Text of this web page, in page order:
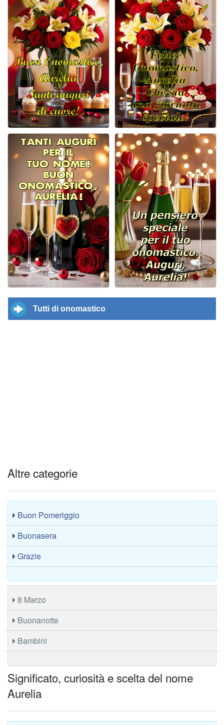
Tutti di onomastico
Altre categorie
Buon Pomeriggio
Buonasera
Grazie
8 Marzo
Buonanotte
Bambini
Significato, curiosità e scelta del nome
Aurelia